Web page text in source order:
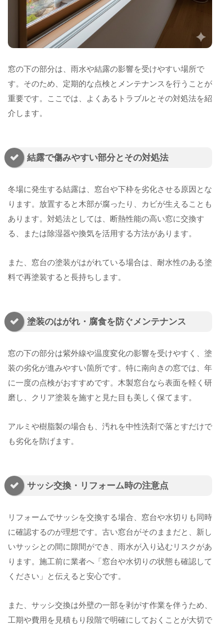
窓の下の部分は、雨水や結露の影響を受けやすい場所で
す。そのため、定期的な点検とメンテナンスを行うことが
重要です。ここでは、よくあるトラブルとその対処法を紹
介します。
結露で傷みやすい部分とその対処法
冬場に発生する結露は、窓台や下枠を劣化させる原因とな
ります。放置すると木部が腐ったり、カビが生えることも
あります。対処法としては、断熱性能の高い窓に交換す
る、または除湿器や換気を活用する方法があります。
また、窓台の塗装がはがれている場合は、耐水性のある塗
料で再塗装すると長持ちします。
塗装のはがれ・腐食を防ぐメンテナンス
窓の下の部分は紫外線や温度変化の影響を受けやすく、塗
装の劣化が進みやすい箇所です。特に南向きの窓では、年
に一度の点検がおすすめです。木製窓台なら表面を軽く研
磨し、クリア塗装を施すと見た目も美しく保てます。
アルミや樹脂製の場合も、汚れを中性洗剤で落とすだけで
も劣化を防げます。
サッシ交換・リフォーム時の注意点
リフォームでサッシを交換する場合、窓台や水切りも同時
に確認するのが理想です。古い窓台がそのままだと、新し
いサッシとの間に隙間ができ、雨水が入り込むリスクがあ
ります。施工前に業者へ「窓台や水切りの状態も確認して
ください」と伝えると安心です。
また、サッシ交換は外壁の一部を剥がす作業を伴うため、
工期や費用を見積もり段階で明確にしておくことが大切で